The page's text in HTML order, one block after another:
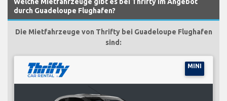
durch Guadeloupe Flughafen?
Die Mietfahrzeuge von Thrifty bei Guadeloupe Flughafen
sind:
MINI